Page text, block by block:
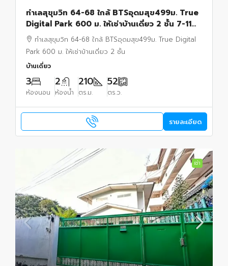
ทำเลสุขุมวิท 64-68 ใกล้ BTSอุดมสุข499ม. True
Digital Park 600 ม. ให้เช่าบ้านเดี่ยว 2 ชั้น 7-11
50ม. 52ตร.วา 210 ตร.ม.
ทำเลสุขุมวิท 64-68 ใกล้ BTSอุดมสุข499ม. True Digital
Park 600 ม. ให้เช่าบ้านเดี่ยว 2 ชั้น
บ้านเดี่ยว
3
ห้องนอน
2
ห้องน้ำ
210
ตร.ม.
52
ตร.ว.
รายละเอียด
เช่า